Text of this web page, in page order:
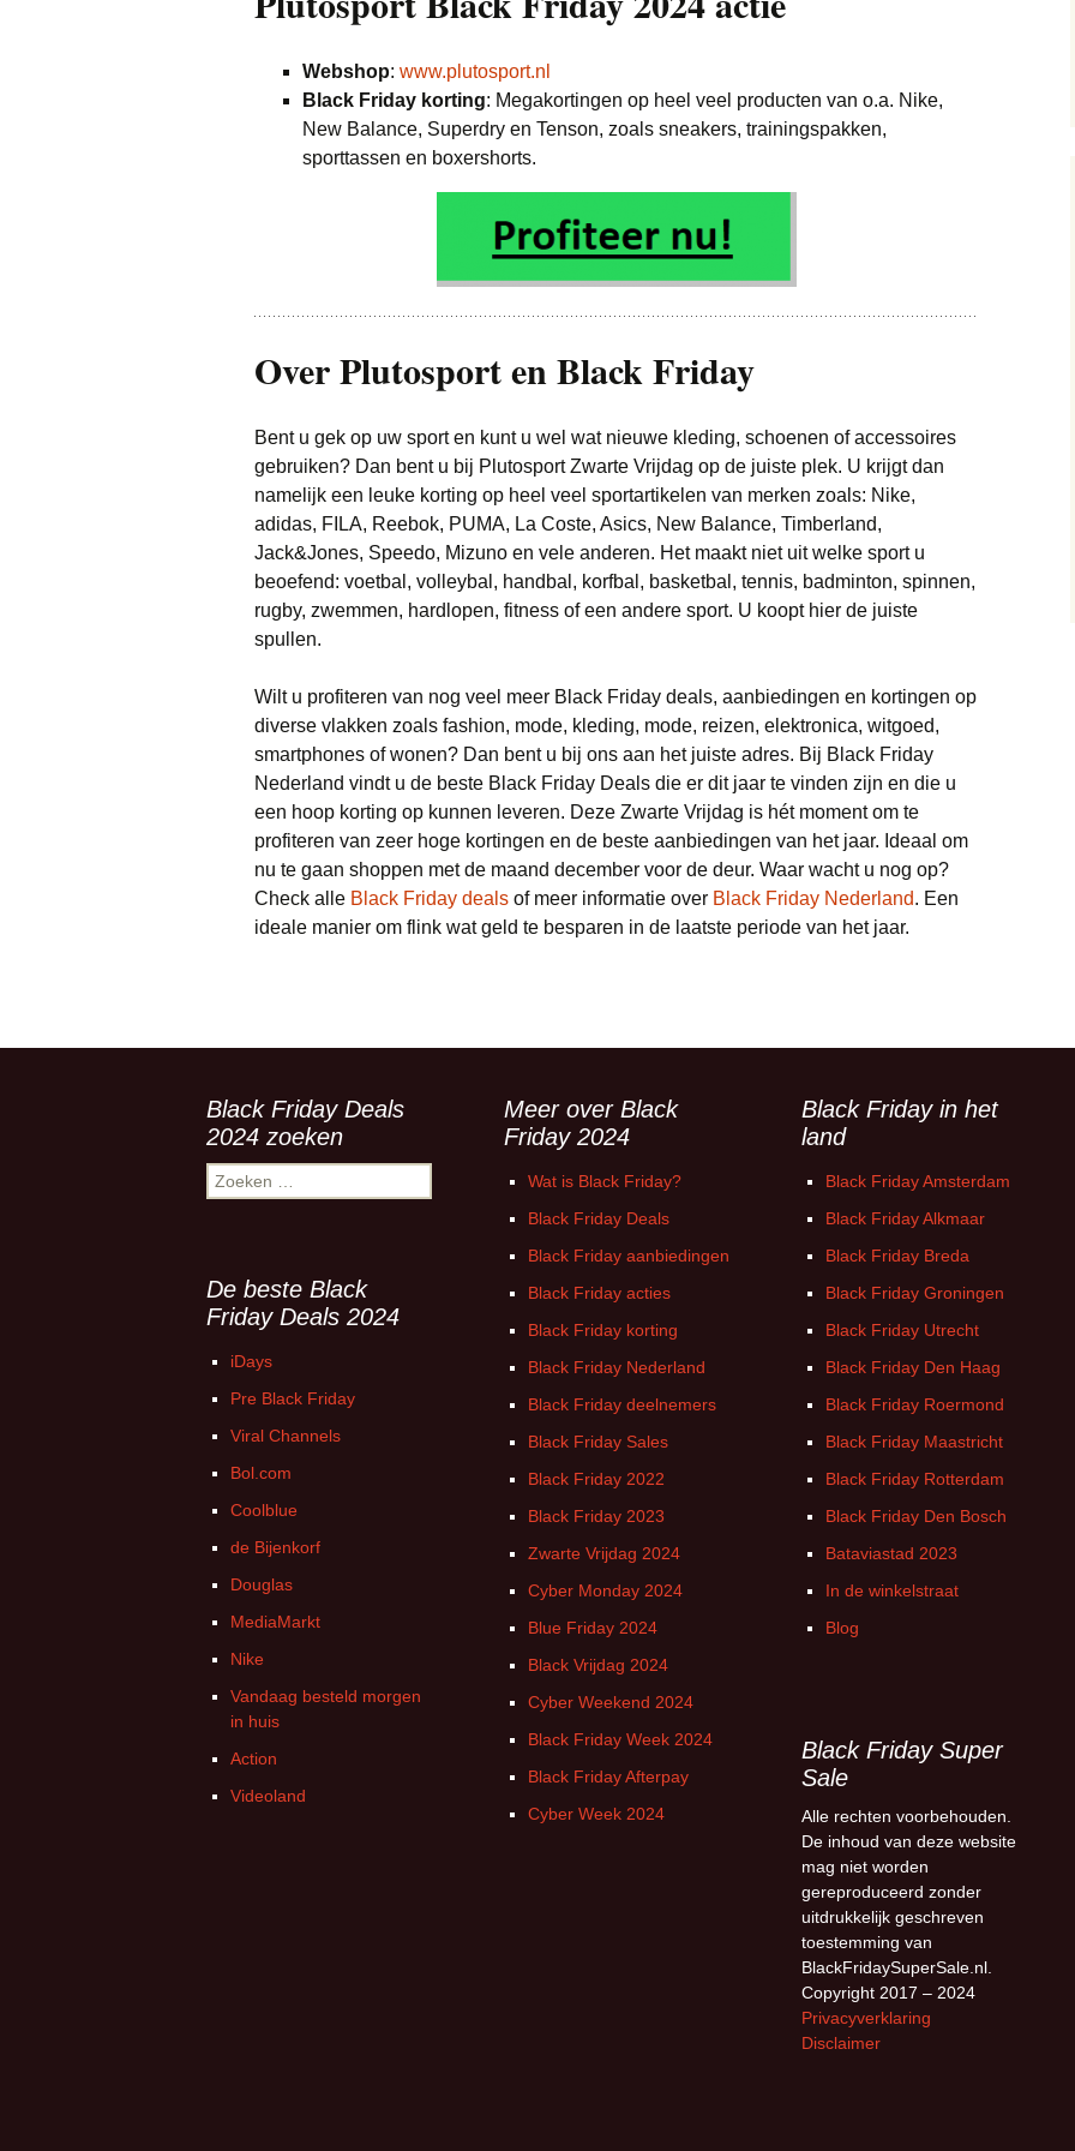
iPhone deals
E-readers deals
Koptelefoon deals
Laptop deals
Monitor deals
Nintendo deals
Xbox deals
Scheerapparaten deals
Stofzuigers deals
Tablets deals
Televisie deals
Witgoed deals
Energie deals
Kleding & Schoenen
deals
Jeans deals
Merkkleding deals
Tassen deals
Trainingspakken deals
Truien deals
Brillen & zonnebrillen
deals
Lingerie en Erotiek (18+)
Speelgoed deals
Supermarkten deals Airfryers deals
Foodbox deals
Vakantie deals Pretpark deals
Vliegtickets deals
Wonen deals Bedden deals
Meubels deals
Philips Hue deals
Sanitair deals
Robotmaaier deals
Webshop: www.plutosport.nl
Black Friday korting: Megakortingen op heel veel producten van o.a. Nike,
New Balance, Superdry en Tenson, zoals sneakers, trainingspakken,
sporttassen en boxershorts.
Over Plutosport en Black Friday
Bent u gek op uw sport en kunt u wel wat nieuwe kleding, schoenen of accessoires
gebruiken? Dan bent u bij Plutosport Zwarte Vrijdag op de juiste plek. U krijgt dan
namelijk een leuke korting op heel veel sportartikelen van merken zoals: Nike,
adidas, FILA, Reebok, PUMA, La Coste, Asics, New Balance, Timberland,
Jack&Jones, Speedo, Mizuno en vele anderen. Het maakt niet uit welke sport u
beoefend: voetbal, volleybal, handbal, korfbal, basketbal, tennis, badminton, spinnen,
rugby, zwemmen, hardlopen, fitness of een andere sport. U koopt hier de juiste
spullen.
Wilt u profiteren van nog veel meer Black Friday deals, aanbiedingen en kortingen op
diverse vlakken zoals fashion, mode, kleding, mode, reizen, elektronica, witgoed,
smartphones of wonen? Dan bent u bij ons aan het juiste adres. Bij Black Friday
Nederland vindt u de beste Black Friday Deals die er dit jaar te vinden zijn en die u
een hoop korting op kunnen leveren. Deze Zwarte Vrijdag is hét moment om te
profiteren van zeer hoge kortingen en de beste aanbiedingen van het jaar. Ideaal om
nu te gaan shoppen met de maand december voor de deur. Waar wacht u nog op?
Check alle Black Friday deals of meer informatie over Black Friday Nederland. Een
ideale manier om flink wat geld te besparen in de laatste periode van het jaar.
Black Friday Deals
2024 zoeken
Zoeken
naar:
Meer over Black
Friday 2024
Wat is Black Friday?
Black Friday Deals
Black Friday aanbiedingen
Black Friday acties
Black Friday korting
Black Friday Nederland
Black Friday deelnemers
Black Friday Sales
Black Friday 2022
Black Friday 2023
Zwarte Vrijdag 2024
Cyber Monday 2024
Blue Friday 2024
Black Vrijdag 2024
Cyber Weekend 2024
Black Friday Week 2024
Black Friday Afterpay
Cyber Week 2024
Black Friday in het
land
Black Friday Amsterdam
Black Friday Alkmaar
Black Friday Breda
Black Friday Groningen
Black Friday Utrecht
Black Friday Den Haag
Black Friday Roermond
Black Friday Maastricht
Black Friday Rotterdam
Black Friday Den Bosch
Bataviastad 2023
In de winkelstraat
Blog
De beste Black
Friday Deals 2024
iDays
Pre Black Friday
Viral Channels
Bol.com
Coolblue
de Bijenkorf
Douglas
MediaMarkt
Nike
Vandaag besteld morgen
in huis
Action
Videoland
Black Friday Super
Sale
Alle rechten voorbehouden.
De inhoud van deze website
mag niet worden
gereproduceerd zonder
uitdrukkelijk geschreven
toestemming van
BlackFridaySuperSale.nl.
Copyright 2017 – 2024
Privacyverklaring
Disclaimer